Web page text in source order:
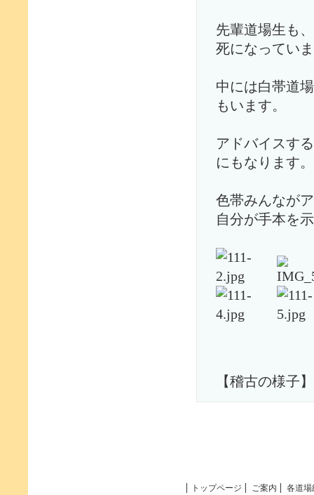
先輩道場生も
死になってい
中には白帯道
もいます。
アドバイスす
にもなります。
色帯みんなが
自分が手本を
【稽古の様子】
トップページ ご案内 各道場